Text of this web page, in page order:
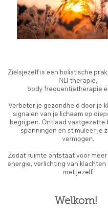
Zielsjezelf is een holistische
NEI therapie,
body frequentietherapie
Verbeter je gezondheid door je
signalen van je lichaam op
begrijpen. Ontlaad vastgezette
spanningen en stimuleer je
vermogen.
Zodat ruimte ontstaat voor
energie, verlichting van klachten
met jezelf.
Welkom!